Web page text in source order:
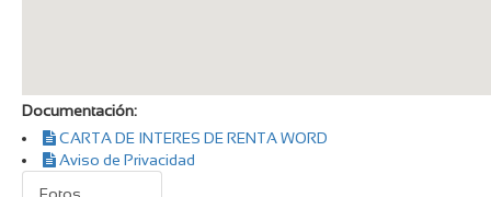
Documentación:
CARTA DE INTERES DE RENTA WORD
Aviso de Privacidad